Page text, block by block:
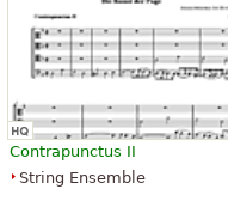
Contrapunctus II
String Ensemble